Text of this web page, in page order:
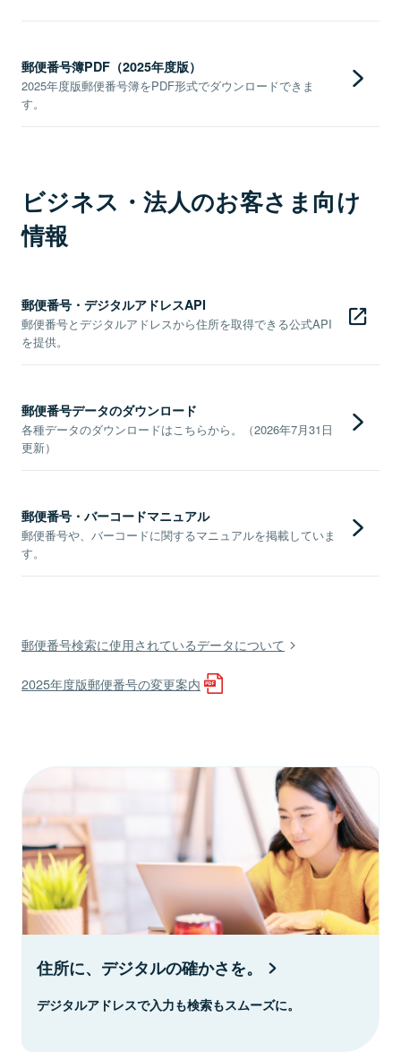
郵便番号簿PDF（2025年度版）
2025年度版郵便番号簿をPDF形式でダウンロードできま
す。
ビジネス・法人のお客さま向け
情報
郵便番号・デジタルアドレスAPI
郵便番号とデジタルアドレスから住所を取得できる公式API
を提供。
郵便番号データのダウンロード
各種データのダウンロードはこちらから。（2026年7月31日
更新）
郵便番号・バーコードマニュアル
郵便番号や、バーコードに関するマニュアルを掲載していま
す。
郵便番号検索に使用されているデータについて
2025年度版郵便番号の変更案内
住所に、デジタルの確かさを。
デジタルアドレスで入力も検索もスムーズに。